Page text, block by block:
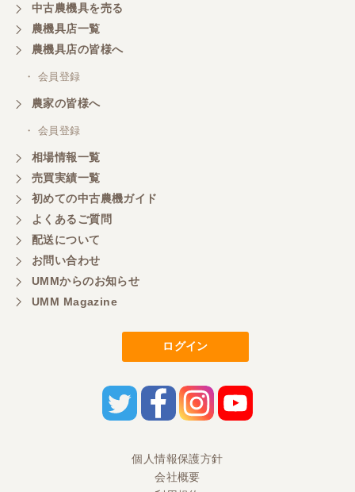
中古農機具を売る
農機具店一覧
農機具店の皆様へ
・ 会員登録
農家の皆様へ
・ 会員登録
相場情報一覧
売買実績一覧
初めての中古農機ガイド
よくあるご質問
配送について
お問い合わせ
UMMからのお知らせ
UMM Magazine
ログイン
個人情報保護方針
会社概要